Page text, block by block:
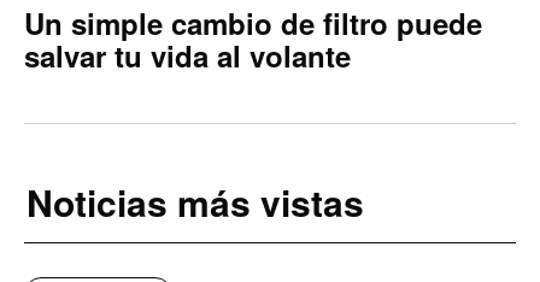
Un simple cambio de filtro puede
salvar tu vida al volante
Noticias más vistas